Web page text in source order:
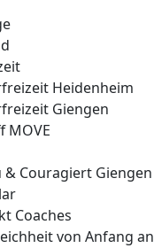
Heidenheim
Giengen
MOVE
& Couragiert Giengen
Coaches
von Anfang an